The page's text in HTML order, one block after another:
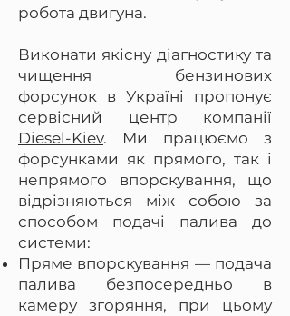
робота двигуна.
Виконати якісну діагностику та
чищення бензинових
форсунок в Україні пропонує
сервісний центр компанії
Diesel-Kiev. Ми працюємо з
форсунками як прямого, так і
непрямого впорскування, що
відрізняються між собою за
способом подачі палива до
системи:
Пряме впорскування — подача
палива безпосередньо в
камеру згоряння, при цьому